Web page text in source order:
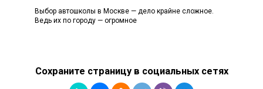
Выбор автошколы в Москве — дело крайне сложное.
Ведь их по городу — огромное
Сохраните страницу в социальных сетях